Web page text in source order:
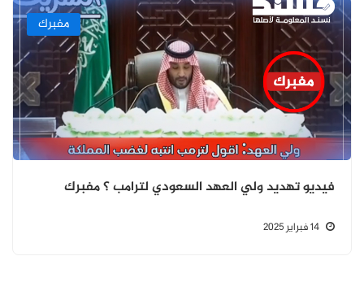
مفبرك
فيديو تهديد ولي العهد السعودي لترامب ؟ مفبرك